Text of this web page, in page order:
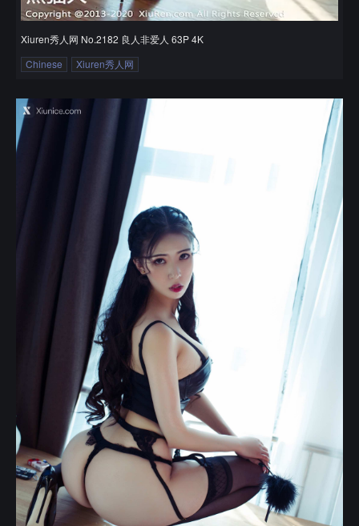
Xiuren秀人网 No.2182 良人非爱人 63P 4K
Chinese
Xiuren秀人网